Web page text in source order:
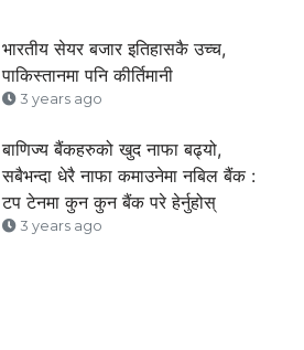
भारतीय सेयर बजार इतिहासकै उच्च,
पाकिस्तानमा पनि कीर्तिमानी
3 years ago
बाणिज्य बैंकहरुको खुद नाफा बढ्यो,
सबैभन्दा धेरै नाफा कमाउनेमा नबिल बैंक :
टप टेनमा कुन कुन बैंक परे हेर्नुहोस्
3 years ago